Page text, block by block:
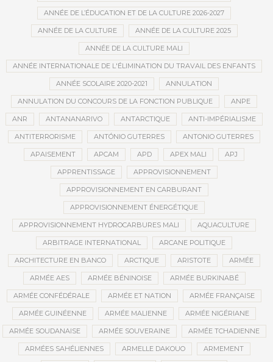
ANNÉE DE L’ÉDUCATION ET DE LA CULTURE 2026-2027
ANNÉE DE LA CULTURE ANNÉE DE LA CULTURE 2025
ANNÉE DE LA CULTURE MALI
ANNÉE INTERNATIONALE DE L'ÉLIMINATION DU TRAVAIL DES ENFANTS
ANNÉE SCOLAIRE 2020-2021 ANNULATION
ANNULATION DU CONCOURS DE LA FONCTION PUBLIQUE ANPE
ANR ANTANANARIVO ANTARCTIQUE ANTI-IMPÉRIALISME
ANTITERRORISME ANTÓNIO GUTERRES ANTONIO GUTERRES
APAISEMENT APCAM APD APEX MALI APJ
APPRENTISSAGE APPROVISIONNEMENT
APPROVISIONNEMENT EN CARBURANT
APPROVISIONNEMENT ÉNERGÉTIQUE
APPROVISIONNEMENT HYDROCARBURES MALI AQUACULTURE
ARBITRAGE INTERNATIONAL ARCANE POLITIQUE
ARCHITECTURE EN BANCO ARCTIQUE ARISTOTE ARMÉE
ARMÉE AES ARMÉE BÉNINOISE ARMÉE BURKINABÉ
ARMÉE CONFÉDÉRALE ARMÉE ET NATION ARMÉE FRANÇAISE
ARMÉE GUINÉENNE ARMÉE MALIENNE ARMÉE NIGÉRIANE
ARMÉE SOUDANAISE ARMÉE SOUVERAINE ARMÉE TCHADIENNE
ARMÉES SAHÉLIENNES ARMELLE DAKOUO ARMEMENT